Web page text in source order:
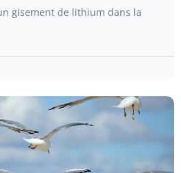
gisement de lithium dans la